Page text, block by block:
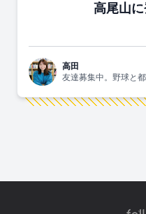
高尾山に
高田
友達募集中。野球と